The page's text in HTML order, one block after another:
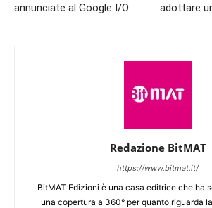
annunciate al Google I/O
adottare
Redazione BitMAT
https://www.bitmat.it/
BitMAT Edizioni è una casa editrice che ha
una copertura a 360° per quanto riguarda